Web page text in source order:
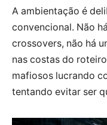
A ambientação é
convencional. Não
crossovers, não há
nas costas do
mafiosos lucrando
tentando evitar ser